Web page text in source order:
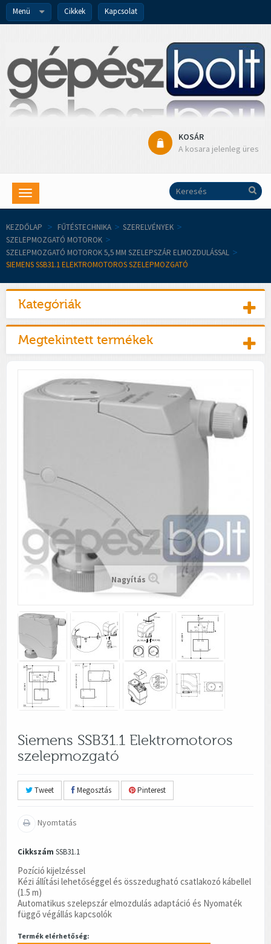
Menü Cikkek Kapcsolat
KOSÁR
A kosara jelenleg üres
Toggle
navigation
KEZDŐLAP > FŰTÉSTECHNIKA > SZERELVÉNYEK >
SZELEPMOZGATÓ MOTOROK >
SZELEPMOZGATÓ MOTOROK 5,5 MM SZELEPSZÁR ELMOZDULÁSSAL >
SIEMENS SSB31.1 ELEKTROMOTOROS SZELEPMOZGATÓ
Kategóriák
Megtekintett termékek
Nagyítás
Siemens SSB31.1 Elektromotoros
szelepmozgató
Tweet Megosztás Pinterest
Nyomtatás
Cikkszám SSB31.1
Pozíció kijelzéssel
Kézi állítási lehetőséggel és összedugható csatlakozó kábellel
(1.5 m)
Automatikus szelepszár elmozdulás adaptáció és Nyomaték
függő végállás kapcsolók
Termék elérhetőség: